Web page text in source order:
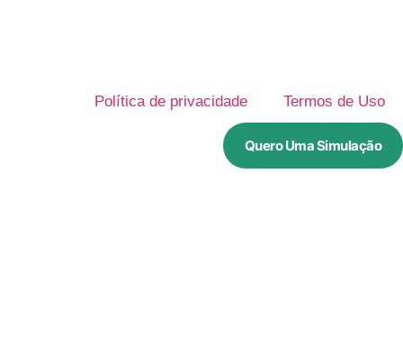
Política de privacidade Termos de Uso
Quero Uma Simulação